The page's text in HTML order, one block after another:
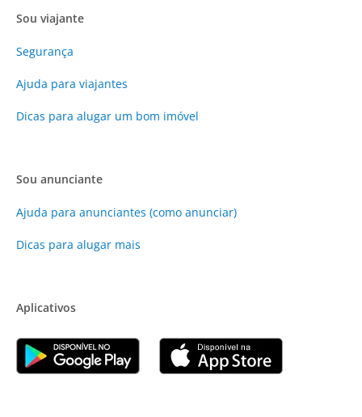
Sou viajante
Segurança
Ajuda para viajantes
Dicas para alugar um bom imóvel
Sou anunciante
Ajuda para anunciantes (como anunciar)
Dicas para alugar mais
Aplicativos